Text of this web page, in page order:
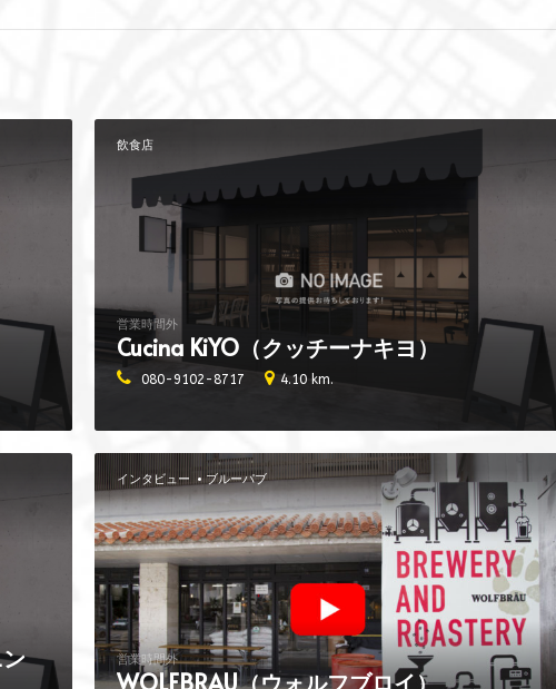
飲食店
Cucina KiYO（クッチーナキヨ）
営業時間外
080-9102-8717 4.10 km.
インタビュー ブルーパブ
WOLFBRAU（ウォルフブロイ）
営業時間外